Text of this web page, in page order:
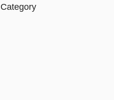
Category